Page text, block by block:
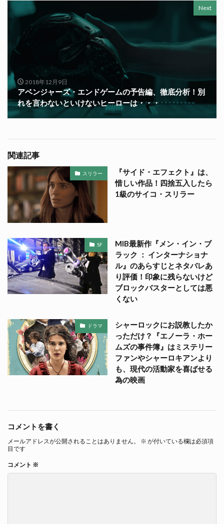
Next
2018年12月9日
アベンジャーズ・エンドゲームの予告編、徹底分析！別
れを言わないといけないヒーローは・・・
関連記事
スリラー
『サイド・エフェクト』は、
惜しい作品！四捨五入したら
1級のサイコ・スリラー
SF
MIB最新作『メン・イン・ブ
ラック ： インターナショナ
ル』のあらすじとネタバレあ
り評価！印象に残らないけど
ブロックバスターとしては悪
くない
ドラマ
シャーロックにお説教したか
っただけ？『エノーラ・ホー
ムズの事件簿』はミステリー
ファンやシャーロキアンより
も、現代の活動家を喜ばせる
為の映画
コメントを書く
メールアドレスが公開されることはありません。 ※ が付いている欄は必須項
目です
コメント ※